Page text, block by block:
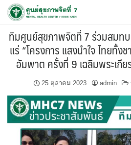
ทีมศูนย์สุขภาพจิตที่ 7 ร่วมสมทบ
แร่ “โครงการ แสงนำใจ ไทยทั้
อัมพาต ครั้งที่ 9 เฉลิมพระเกี
25 ตุลาคม 2023 admin